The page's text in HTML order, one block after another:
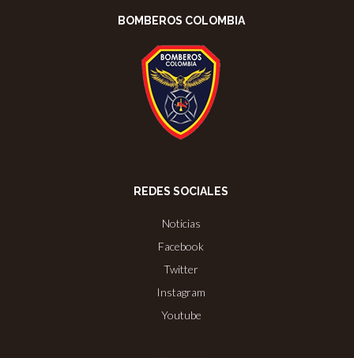
BOMBEROS COLOMBIA
REDES SOCIALES
Noticias
Facebook
Twitter
Instagram
Youtube